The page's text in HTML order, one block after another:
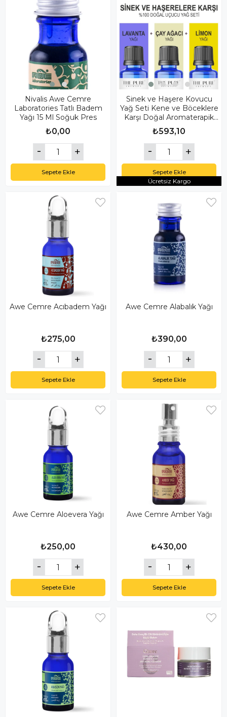
Nivalis Awe Cemre
Laboratories Tatlı Badem
Yağı 15 Ml Soğuk Pres
₺0,00
Sepete Ekle
Sinek ve Haşere Kovucu
Yağ Seti Kene ve Böceklere
Karşı Doğal Aromaterapik
Set
₺593,10
Sepete Ekle
Ücretsiz Kargo
Awe Cemre Acıbadem Yağı
₺275,00
Sepete Ekle
Awe Cemre Alabalık Yağı
₺390,00
Sepete Ekle
Awe Cemre Aloevera Yağı
₺250,00
Sepete Ekle
Awe Cemre Amber Yağı
₺430,00
Sepete Ekle